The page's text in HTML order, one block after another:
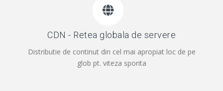
CDN - Retea globala de servere
Distributie de continut din cel mai apropiat loc de pe
glob pt. viteza sporita